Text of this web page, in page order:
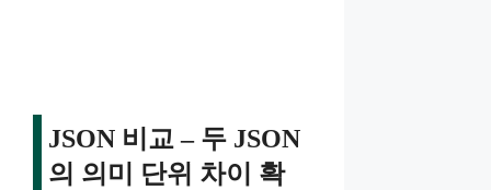
JSON 비교 – 두 JSON
의 의미 단위 차이 확